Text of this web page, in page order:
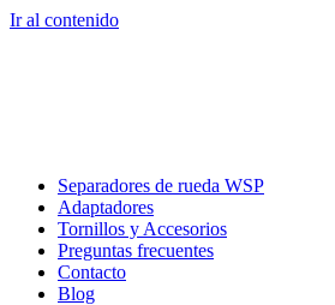
Ir al contenido
Separadores de rueda WSP
Adaptadores
Tornillos y Accesorios
Preguntas frecuentes
Contacto
Blog